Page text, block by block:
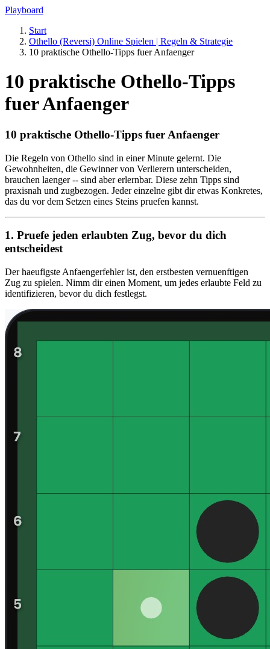
Playboard
Start
Othello (Reversi) Online Spielen | Regeln & Strategie
10 praktische Othello-Tipps fuer Anfaenger
10 praktische Othello-Tipps
fuer Anfaenger
10 praktische Othello-Tipps fuer Anfaenger
Die Regeln von Othello sind in einer Minute gelernt. Die
Gewohnheiten, die Gewinner von Verlierern unterscheiden,
brauchen laenger -- sind aber erlernbar. Diese zehn Tipps sind
praxisnah und zugbezogen. Jeder einzelne gibt dir etwas Konkretes,
das du vor dem Setzen eines Steins pruefen kannst.
1. Pruefe jeden erlaubten Zug, bevor du dich
entscheidest
Der haeufigste Anfaengerfehler ist, den erstbesten vernuenftigen
Zug zu spielen. Nimm dir einen Moment, um jedes erlaubte Feld zu
identifizieren, bevor du dich festlegst.